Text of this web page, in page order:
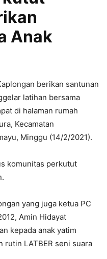
Anak
berikan santunan
latihan bersama
di halaman rumah
Kecamatan
Minggu (14/2/2021).
komunitas perkutut
yang juga ketua PC
Amin Hidayat
kepada anak yatim
rutin LATBER seni suara